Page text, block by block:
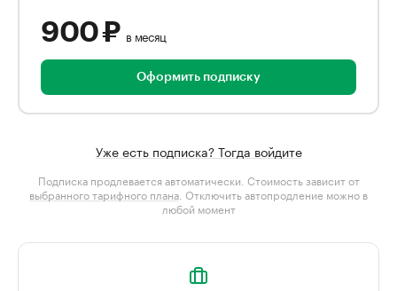
900 ₽ в месяц
Оформить подписку
Уже есть подписка? Тогда войдите
Подписка продлевается автоматически. Стоимость зависит от
выбранного тарифного плана . Отключить автопродление можно в
любой момент